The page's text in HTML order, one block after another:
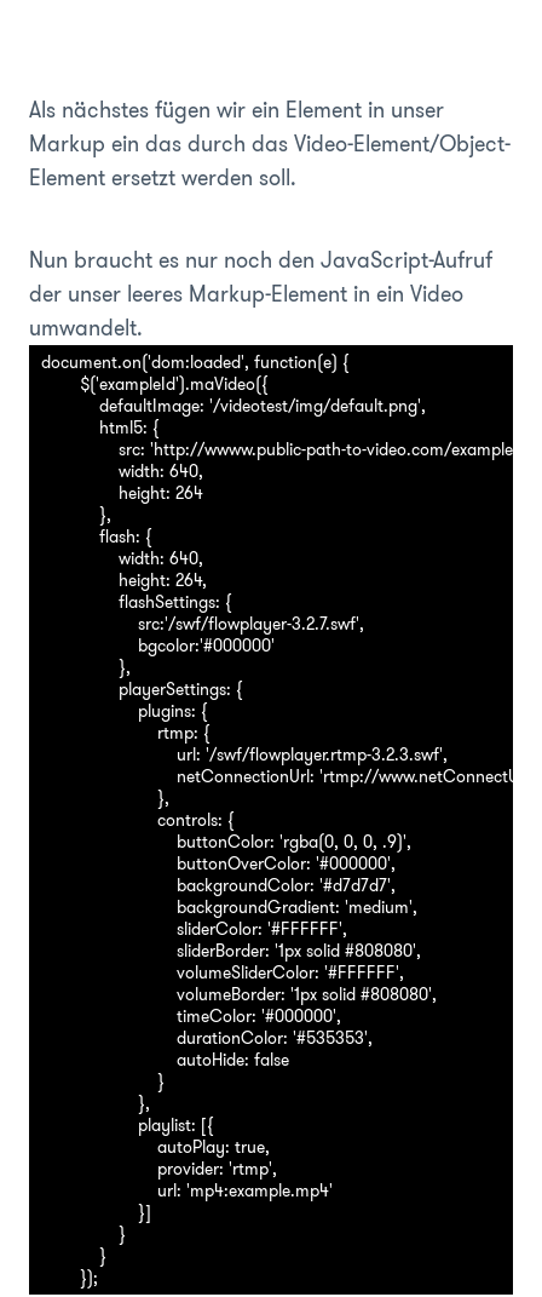
Als nächstes fügen wir ein Element in unser
Markup ein das durch das Video-Element/Object-
Element ersetzt werden soll.
Nun braucht es nur noch den JavaScript-Aufruf
der unser leeres Markup-Element in ein Video
umwandelt.
document.on('dom:loaded', function(e) {
        $('exampleId').maVideo({
            defaultImage: '/videotest/img/default.png',
            html5: {
src: 'http://wwww.public-path-to-video.com/
                width: 640,
                height: 264
            },
            flash: {
                width: 640,
                height: 264,
                flashSettings: {
                    src:'/swf/flowplayer-3.2.7.swf',
                    bgcolor:'#000000'
                },
                playerSettings: {
                    plugins: {
                        rtmp: {
                            url: '/swf/flowplayer.rtmp-3.2.3.swf',
netConnectionUrl: 'rtmp://
                        },
                        controls: {
                            buttonColor: 'rgba(0, 0, 0, .9)',
                            buttonOverColor: '#000000',
                            backgroundColor: '#d7d7d7',
                            backgroundGradient: 'medium',
                            sliderColor: '#FFFFFF',
                            sliderBorder: '1px solid #808080',
                            volumeSliderColor: '#FFFFFF',
                            volumeBorder: '1px solid #808080',
                            timeColor: '#000000',
                            durationColor: '#535353',
                            autoHide: false
                        }
                    },
                    playlist: [{
                        autoPlay: true,
                        provider: 'rtmp',
                        url: 'mp4:example.mp4'
                    }]
                }
            }